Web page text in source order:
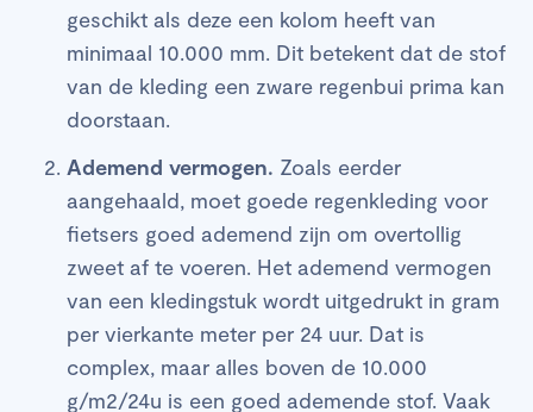
geschikt als deze een kolom heeft van
minimaal 10.000 mm. Dit betekent dat de stof
van de kleding een zware regenbui prima kan
doorstaan.
Ademend vermogen. Zoals eerder
aangehaald, moet goede regenkleding voor
fietsers goed ademend zijn om overtollig
zweet af te voeren. Het ademend vermogen
van een kledingstuk wordt uitgedrukt in gram
per vierkante meter per 24 uur. Dat is
complex, maar alles boven de 10.000
g/m2/24u is een goed ademende stof. Vaak